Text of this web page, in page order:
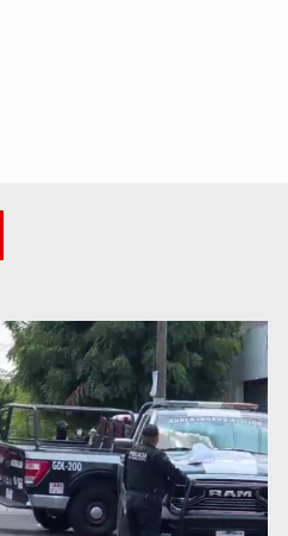
ataques armados
ataque de pitbull en